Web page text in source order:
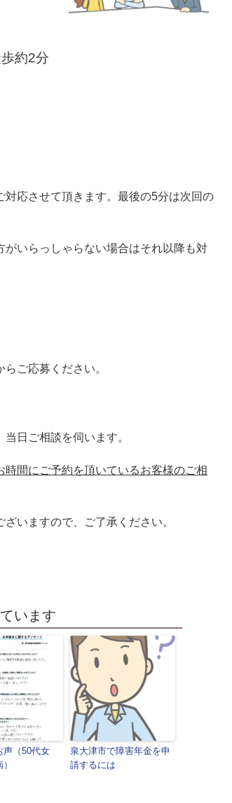
約2分
対応させて頂きます。最後の5分は次回の
いらっしゃらない場合はそれ以降も対
ご応募ください。
日ご相談を伺います。
間にご予約を頂いているお客様のご相
いますので、ご了承ください。
います
声（50代女
泉大津市で障害年金を申
請するには